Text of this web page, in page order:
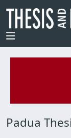
Padua